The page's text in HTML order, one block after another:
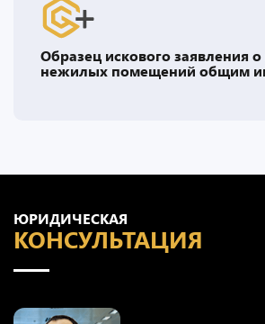
Образец искового заявления
нежилых помещений общим
ЮРИДИЧЕСКАЯ
КОНСУЛЬТАЦИЯ